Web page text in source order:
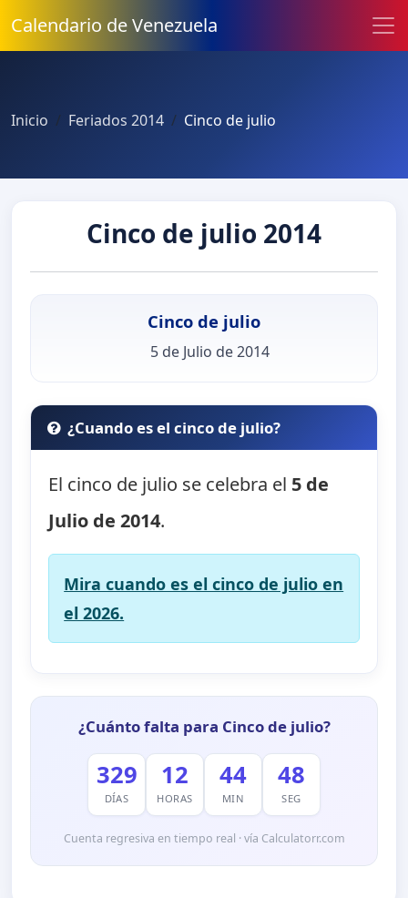
Calendario de Venezuela
Inicio Feriados 2014 Cinco de julio
Cinco de julio 2014
Cinco de julio
5 de Julio de 2014
¿Cuando es el cinco de julio?
El cinco de julio se celebra el 5 de
Julio de 2014.
Mira cuando es el cinco de julio en
el 2026.
¿Cuánto falta para Cinco de julio?
329
DÍAS
12
HORAS
44
MIN
46
SEG
Cuenta regresiva en tiempo real · vía Calculatorr.com